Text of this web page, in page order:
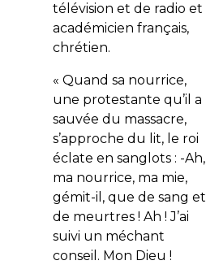
télévision et de radio et
académicien français,
chrétien.
« Quand sa nourrice,
une protestante qu’il a
sauvée du massacre,
s’approche du lit, le roi
éclate en sanglots : -Ah,
ma nourrice, ma mie,
gémit-il, que de sang et
de meurtres ! Ah ! J’ai
suivi un méchant
conseil. Mon Dieu !